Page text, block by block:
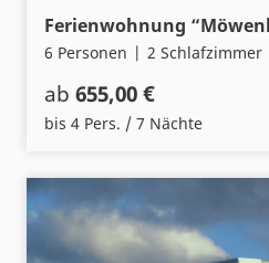
Ferienwohnung
6 Personen 2 Schlafzimmer
ab 655,00 €
bis 4 Pers. / 7 Nächte